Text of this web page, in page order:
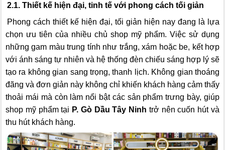
2.1. Thiết kế hiện đại, tinh tế với phong cách tối giản
Phong cách thiết kế hiện đại, tối giản hiện nay đang là lựa
chọn ưu tiên của nhiều chủ shop mỹ phẩm. Việc sử dụng
những gam màu trung tính như trắng, xám hoặc be, kết hợp
với ánh sáng tự nhiên và hệ thống đèn chiếu sáng hợp lý sẽ
tạo ra không gian sang trọng, thanh lịch. Không gian thoáng
đãng và đơn giản này không chỉ khiến khách hàng cảm thấy
thoải mái mà còn làm nổi bật các sản phẩm trưng bày, giúp
shop mỹ phẩm tại P. Gò Dầu Tây Ninh trở nên cuốn hút và
thu hút khách hàng.